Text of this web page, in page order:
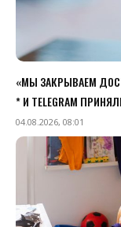
«МЫ ЗАКРЫВАЕМ
* И TELEGRAM
04.08.2026, 08:01